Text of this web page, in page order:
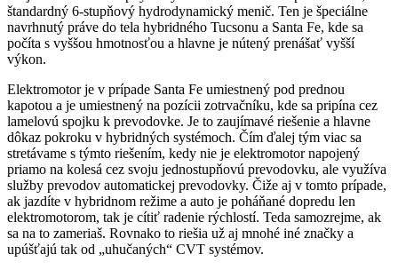
štandardný 6-stupňový hydrodynamický menič. Ten je špeciálne
navrhnutý práve do tela hybridného Tucsonu a Santa Fe, kde sa
počíta s vyššou hmotnosťou a hlavne je nútený prenášať vyšší
výkon.
Elektromotor je v prípade Santa Fe umiestnený pod prednou
kapotou a je umiestnený na pozícii zotrvačníku, kde sa pripína cez
lamelovú spojku k prevodovke. Je to zaujímavé riešenie a hlavne
dôkaz pokroku v hybridných systémoch. Čím ďalej tým viac sa
stretávame s týmto riešením, kedy nie je elektromotor napojený
priamo na kolesá cez svoju jednostupňovú prevodovku, ale využíva
služby prevodov automatickej prevodovky. Čiže aj v tomto prípade,
ak jazdíte v hybridnom režime a auto je poháňané dopredu len
elektromotorom, tak je cítiť radenie rýchlostí. Teda samozrejme, ak
sa na to zameriaš. Rovnako to riešia už aj mnohé iné značky a
upúšťajú tak od „uhučaných“ CVT systémov.